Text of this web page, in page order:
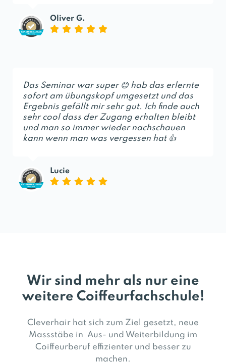
Oliver G.
Das Seminar war super 😊 hab das erlernte
sofort am übungskopf umgesetzt und das
Ergebnis gefällt mir sehr gut. Ich finde auch
sehr cool dass der Zugang erhalten bleibt
und man so immer wieder nachschauen
kann wenn man was vergessen hat 👍
Lucie
Wir sind mehr als nur eine
weitere Coiffeurfachschule!
Cleverhair hat sich zum Ziel gesetzt, neue
Massstäbe in Aus- und Weiterbildung im
Coiffeurberuf effizienter und besser zu
machen.